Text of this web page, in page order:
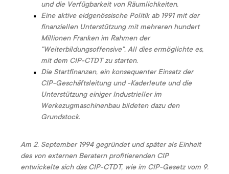
und die Verfügbarkeit von Räumlichkeiten.
Eine aktive eidgenössische Politik ab 1991 mit der
finanziellen Unterstützung mit mehreren hundert
Millionen Franken im Rahmen der
"Weiterbildungsoffensive". All dies ermöglichte es,
mit dem CIP-CTDT zu starten.
Die Startfinanzen, ein konsequenter Einsatz der
CIP-Geschäftsleitung und -Kaderleute und die
Unterstützung einiger Industrieller im
Werkezugmaschinenbau bildeten dazu den
Grundstock.
Am 2. September 1994 gegründet und später als Einheit
des von externen Beratern profitierenden CIP
entwickelte sich das CIP-CTDT, wie im CIP-Gesetz vom 9.